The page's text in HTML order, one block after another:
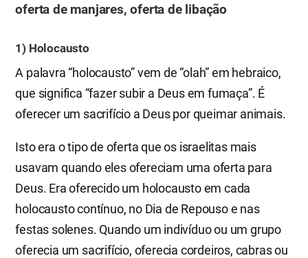
oferta de manjares, oferta de libação
1) Holocausto
A palavra “holocausto” vem de “olah” em hebraico,
que significa “fazer subir a Deus em fumaça”. É
oferecer um sacrifício a Deus por queimar animais.
Isto era o tipo de oferta que os israelitas mais
usavam quando eles ofereciam uma oferta para
Deus. Era oferecido um holocausto em cada
holocausto contínuo, no Dia de Repouso e nas
festas solenes. Quando um indivíduo ou um grupo
oferecia um sacrifício, oferecia cordeiros, cabras ou